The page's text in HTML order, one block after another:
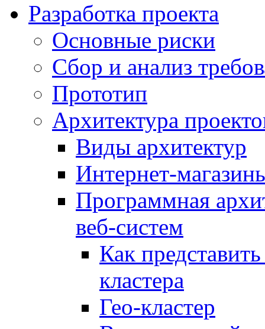
Разработка проекта
Основные риски
Сбор и анализ
Прототип
Архитектура
Виды архитектур
Интернет-
Программная
веб-систем
Как
кластера
Гео-кластер